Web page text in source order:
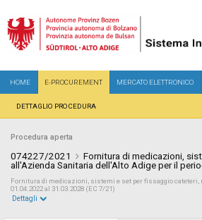
HOME E-PROCUREMENT MERCATO ELETTRONICO
DETTAGLIO PROCEDURA
Procedura aperta
074227/2021
Fornitura di medicazioni,
all'Azienda Sanitaria dell'Alto Adige per il
Fornitura di medicazioni, sistemi e set per fissaggio
01.04.2022 al 31.03.2028 (EC 7/21)
Dettagli